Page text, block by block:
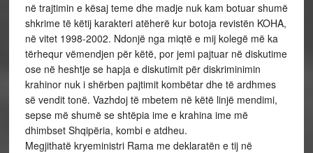
në trajtimin e kësaj teme dhe madje nuk kam botuar shumë
shkrime të këtij karakteri atëherë kur botoja revistën KOHA,
në vitet 1998-2002. Ndonjë nga miqtë e mij kolegë më ka
tërhequr vëmendjen për këtë, por jemi pajtuar në diskutime
ose në heshtje se hapja e diskutimit për diskriminimin
krahinor nuk i shërben pajtimit kombëtar dhe të ardhmes
së vendit tonë. Vazhdoj të mbetem në këtë linjë mendimi,
sepse më shumë se shtëpia ime e krahina ime më
dhimbset Shqipëria, kombi e atdheu.
Megjithatë kryeministri Rama me deklaratën e tij në